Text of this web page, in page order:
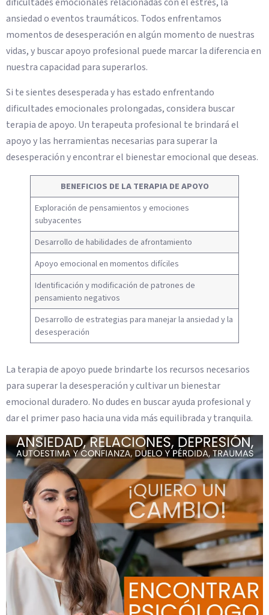
ansiedad o eventos traumáticos. Todos enfrentamos
momentos de desesperación en algún momento de nuestras
vidas, y buscar apoyo profesional puede marcar la diferencia en
nuestra capacidad para superarlos.
Si te sientes desesperada y has estado enfrentando
dificultades emocionales prolongadas, considera buscar
terapia de apoyo. Un terapeuta profesional te brindará el
apoyo y las herramientas necesarias para superar la
desesperación y encontrar el bienestar emocional que deseas.
BENEFICIOS DE LA TERAPIA DE APOYO
Exploración de pensamientos y emociones
subyacentes
Desarrollo de habilidades de afrontamiento
Apoyo emocional en momentos difíciles
Identificación y modificación de patrones de
pensamiento negativos
Desarrollo de estrategias para manejar la ansiedad y la
desesperación
La terapia de apoyo puede brindarte los recursos necesarios
para superar la desesperación y cultivar un bienestar
emocional duradero. No dudes en buscar ayuda profesional y
dar el primer paso hacia una vida más equilibrada y tranquila.